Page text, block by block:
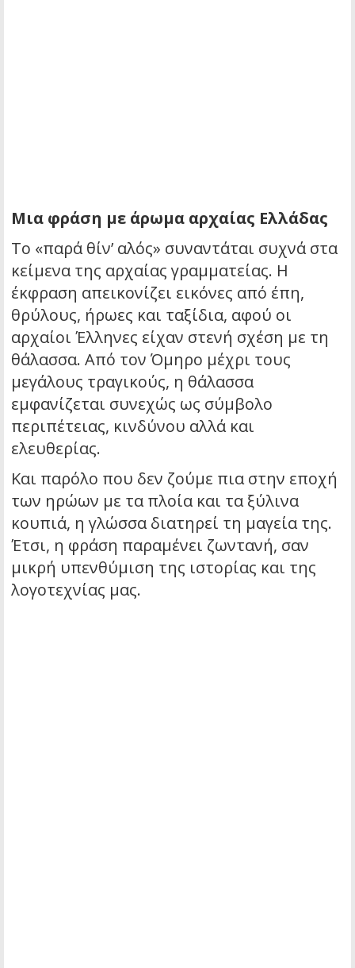
Μια φράση με άρωμα αρχαίας Ελλάδας
Το «παρά θίν’ αλός» συναντάται συχνά στα
κείμενα της αρχαίας γραμματείας. Η
έκφραση απεικονίζει εικόνες από έπη,
θρύλους, ήρωες και ταξίδια, αφού οι
αρχαίοι Έλληνες είχαν στενή σχέση με τη
θάλασσα. Από τον Όμηρο μέχρι τους
μεγάλους τραγικούς, η θάλασσα
εμφανίζεται συνεχώς ως σύμβολο
περιπέτειας, κινδύνου αλλά και
ελευθερίας.
Και παρόλο που δεν ζούμε πια στην εποχή
των ηρώων με τα πλοία και τα ξύλινα
κουπιά, η γλώσσα διατηρεί τη μαγεία της.
Έτσι, η φράση παραμένει ζωντανή, σαν
μικρή υπενθύμιση της ιστορίας και της
λογοτεχνίας μας.